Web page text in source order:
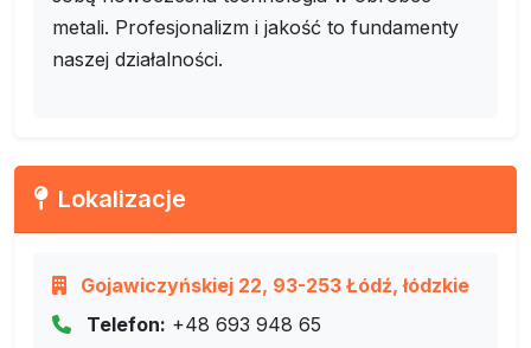
metali. Profesjonalizm i jakość to fundamenty
naszej działalności.
Lokalizacje
Gojawiczyńskiej 22, 93-253 Łódź, łódzkie
Telefon: +48 693 948 65